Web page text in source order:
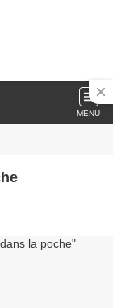
MENU